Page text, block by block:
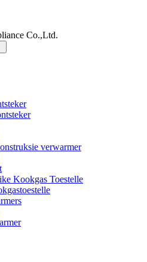
Co.,Ltd.
verwarmer
Kookgas Toestelle